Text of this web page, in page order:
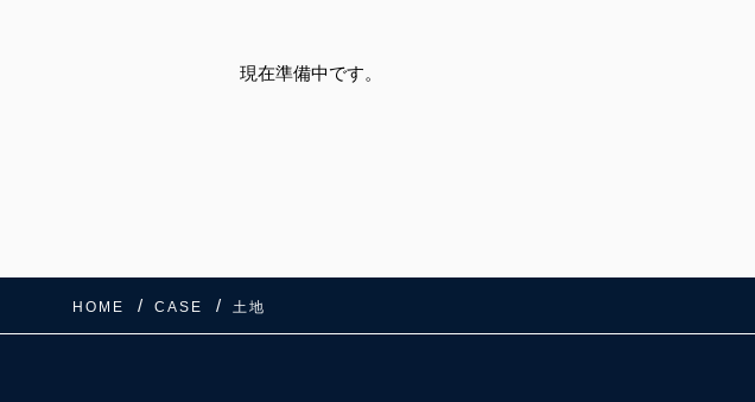
現在準備中です。
HOME CASE 土地